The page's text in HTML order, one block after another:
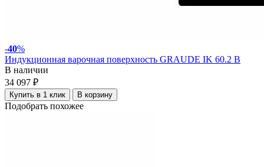
-40%
Индукционная варочная поверхность GRAUDE IK 60.2 B
В наличии
34 097 ₽
Купить в 1 клик В корзину
Подобрать похожее